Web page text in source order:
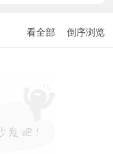
看全部 倒序浏览